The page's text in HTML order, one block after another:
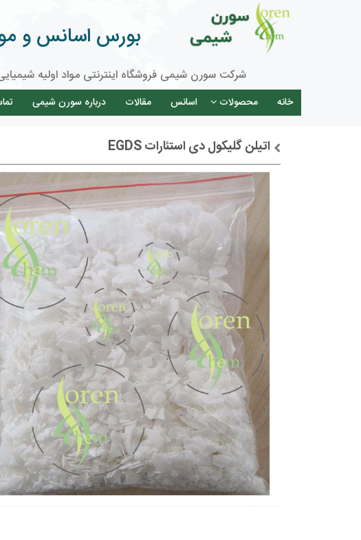
بورس اسانس و
شرکت سورن شیمی فروشگاه اینترنتی مواد اولیه
خانه محصولات اسانس مقالات درباره سورن شیمی
اتیلن گلیکول دی استئارات EGDS